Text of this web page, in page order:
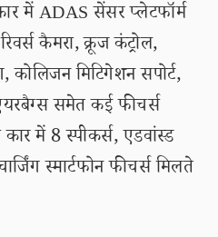
में ADAS सेंसर प्लेटफॉर्म
कैमरा, क्रूज कंट्रोल,
मिटिगेशन सपोर्ट,
समेत कई फीचर्स
में 8 स्पीकर्स, एडवांस्ड
स्मार्टफोन फीचर्स मिलते